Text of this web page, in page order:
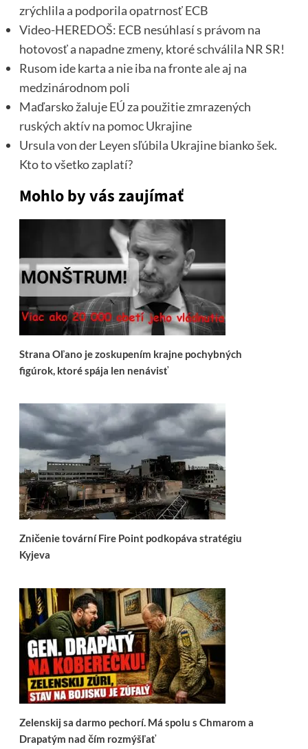
zrýchlila a podporila opatrnosť ECB
Video-HEREDOŠ: ECB nesúhlasí s právom na
hotovosť a napadne zmeny, ktoré schválila NR SR!
Rusom ide karta a nie iba na fronte ale aj na
medzinárodnom poli
Maďarsko žaluje EÚ za použitie zmrazených
ruských aktív na pomoc Ukrajine
Ursula von der Leyen sľúbila Ukrajine bianko šek.
Kto to všetko zaplatí?
Mohlo by vás zaujímať
Strana Oľano je zoskupením krajne pochybných
figúrok, ktoré spája len nenávisť
Zničenie tovární Fire Point podkopáva stratégiu
Kyjeva
Zelenskij sa darmo pechorí. Má spolu s Chmarom a
Drapatým nad čím rozmýšľať